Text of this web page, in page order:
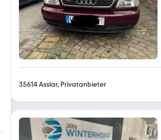
35614 Asslar, Privatanbieter